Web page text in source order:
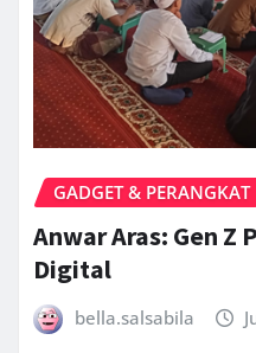
GADGET & PERANGKAT
Anwar Aras: Gen Z
Digital
bella.salsabila